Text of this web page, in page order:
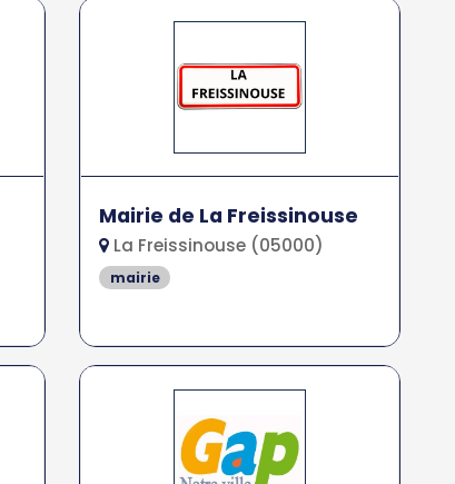
Mairie de La Freissinouse
La Freissinouse (05000)
mairie